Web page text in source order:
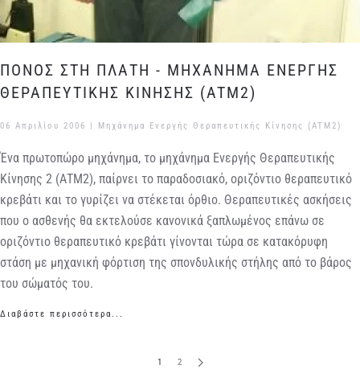
ΠΟΝΟΣ ΣΤΗ ΠΛΑΤΗ - ΜΗΧΑΝΗΜΑ ΕΝΕΡΓΗΣ
ΘΕΡΑΠΕΥΤΙΚΗΣ ΚΙΝΗΣΗΣ (ATM2)
06 Απριλίου 2006 Μηχάνημα Ενεργής Θεραπευτικής Κίνησης (ATM2)
Ένα πρωτοπώρο μηχάνημα, το μηχάνημα Ενεργής Θεραπευτικής
Κίνησης 2 (ΑΤΜ2), παίρνει το παραδοσιακό, οριζόντιο θεραπευτικό
κρεβάτι και το γυρίζει να στέκεται όρθιο. Θεραπευτικές ασκήσεις
που ο ασθενής θα εκτελούσε κανονικά ξαπλωμένος επάνω σε
οριζόντιο θεραπευτικό κρεβάτι γίνονται τώρα σε κατακόρυφη
στάση με μηχανική φόρτιση της σπονδυλικής στήλης από το βάρος
του σώματός του.
Διαβάστε περισσότερα...
1 2